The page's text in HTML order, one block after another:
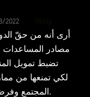
2022
أرى أنه من حقّ
مصادر المساعدات
تضبط تمويل
لكي تمنعها من
المجتمع وفرض الشفافية على الجميع.